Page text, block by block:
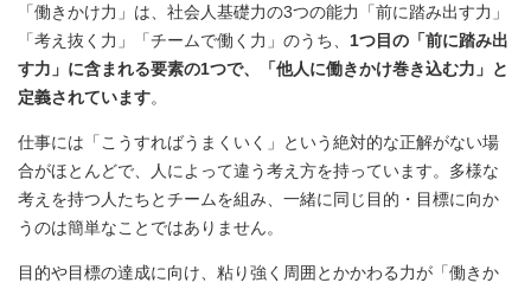
「働きかけ力」は、社会人基礎力の3つの能力「前に踏み出す力」
「考え抜く力」「チームで働く力」のうち、 1つ目の「前に踏み出
す力」に含まれる要素の1つで、「他人に働きかけ巻き込む力」と
定義されています。
仕事には「こうすればうまくいく」という絶対的な正解がない場
合がほとんどで、人によって違う考え方を持っています。多様な
考えを持つ人たちとチームを組み、一緒に同じ目的・目標に向か
うのは簡単なことではありません。
目的や目標の達成に向け、粘り強く周囲とかかわる力が「働きか